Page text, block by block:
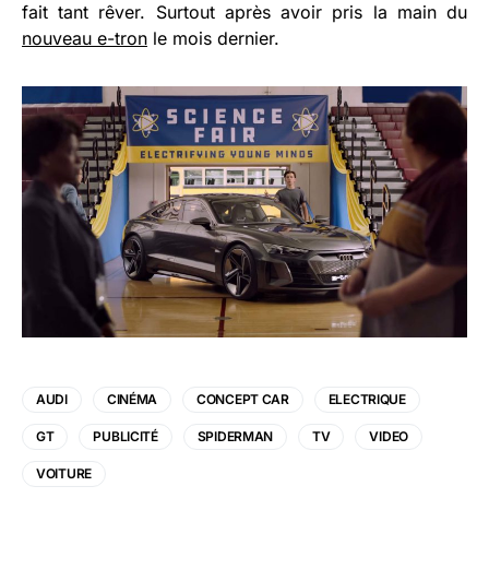
fait tant rêver. Surtout après avoir pris la main du
nouveau e-tron le mois dernier.
AUDI CINÉMA CONCEPT CAR ELECTRIQUE
GT PUBLICITÉ SPIDERMAN TV VIDEO
VOITURE